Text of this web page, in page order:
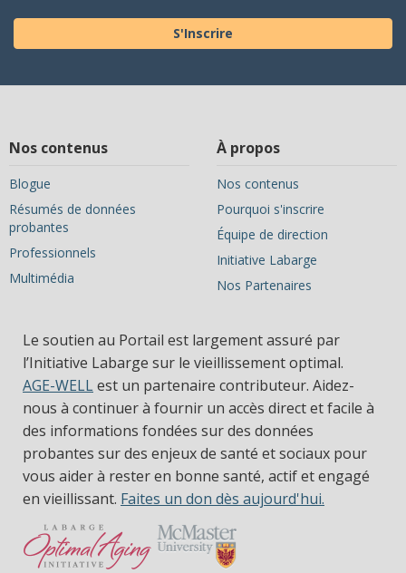
S'Inscrire
Nos contenus
Blogue
Résumés de données
probantes
Professionnels
Multimédia
À propos
Nos contenus
Pourquoi s'inscrire
Équipe de direction
Initiative Labarge
Nos Partenaires
Le soutien au Portail est largement assuré par
l’Initiative Labarge sur le vieillissement optimal.
AGE-WELLest un partenaire contributeur. Aidez-
nous à continuer à fournir un accès direct et facile à
des informations fondées sur des données
probantes sur des enjeux de santé et sociaux pour
vous aider à rester en bonne santé, actif et engagé
en vieillissant. Faites un don dès aujourd'hui.